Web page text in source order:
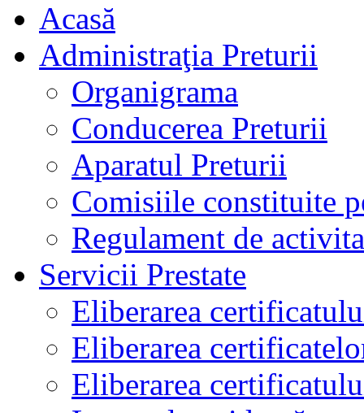
Acasă
Administraţia Preturii
Organigrama
Conducerea Preturii
Aparatul Preturii
Comisiile constituite
Regulament de
Servicii Prestate
Eliberarea
Eliberarea
Eliberarea